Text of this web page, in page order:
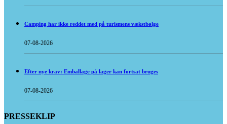
Camping har ikke reddet med på turismens vækstbølge
07-08-2026
Efter nye krav: Emballage på lager kan fortsat bruges
07-08-2026
PRESSEKLIP